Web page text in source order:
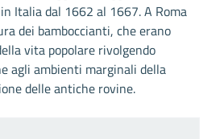
Italia dal 1662 al 1667. A Roma
dei bamboccianti, che erano
vita popolare rivolgendo
agli ambienti marginali della
delle antiche rovine.